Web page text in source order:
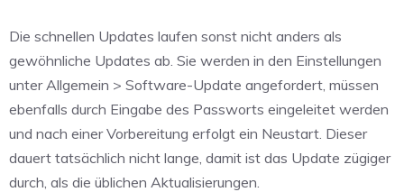
Die schnellen Updates laufen sonst nicht anders als
gewöhnliche Updates ab. Sie werden in den Einstellungen
unter Allgemein > Software-Update angefordert, müssen
ebenfalls durch Eingabe des Passworts eingeleitet werden
und nach einer Vorbereitung erfolgt ein Neustart. Dieser
dauert tatsächlich nicht lange, damit ist das Update zügiger
durch, als die üblichen Aktualisierungen.